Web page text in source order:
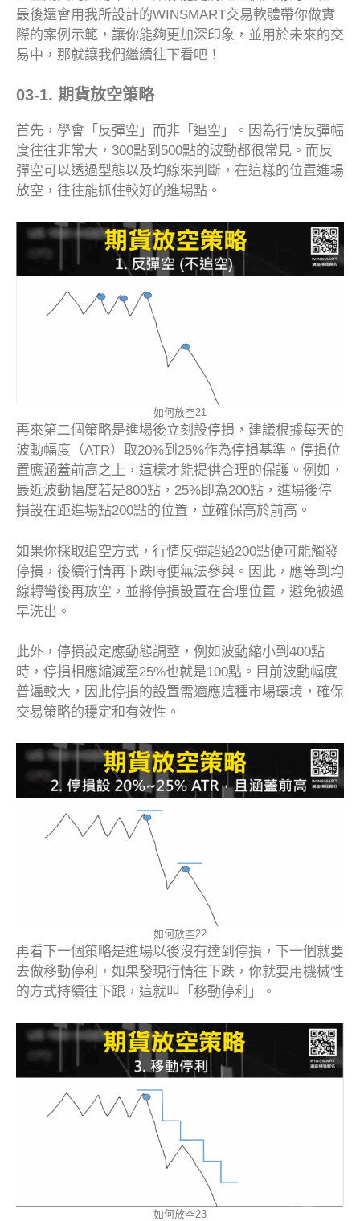
最後還會用我所設計的WINSMART交易軟體帶你做實
際的案例示範，讓你能夠更加深印象，並用於未來的交
易中，那就讓我們繼續往下看吧！
03-1. 期貨放空策略
首先，學會「反彈空」而非「追空」。因為行情反彈幅
度往往非常大，300點到500點的波動都很常見。而反
彈空可以透過型態以及均線來判斷，在這樣的位置進場
放空，往往能抓住較好的進場點。
如何放空21
再來第二個策略是進場後立刻設停損，建議根據每天的
波動幅度（ATR）取20%到25%作為停損基準。停損位
置應涵蓋前高之上，這樣才能提供合理的保護。例如，
最近波動幅度若是800點，25%即為200點，進場後停
損設在距進場點200點的位置，並確保高於前高。
如果你採取追空方式，行情反彈超過200點便可能觸發
停損，後續行情再下跌時便無法參與。因此，應等到均
線轉彎後再放空，並將停損設置在合理位置，避免被過
早洗出。
此外，停損設定應動態調整，例如波動縮小到400點
時，停損相應縮減至25%也就是100點。目前波動幅度
普遍較大，因此停損的設置需適應這種市場環境，確保
交易策略的穩定和有效性。
如何放空22
再看下一個策略是進場以後沒有達到停損，下一個就要
去做移動停利，如果發現行情往下跌，你就要用機械性
的方式持續往下跟，這就叫「移動停利」。
如何放空23